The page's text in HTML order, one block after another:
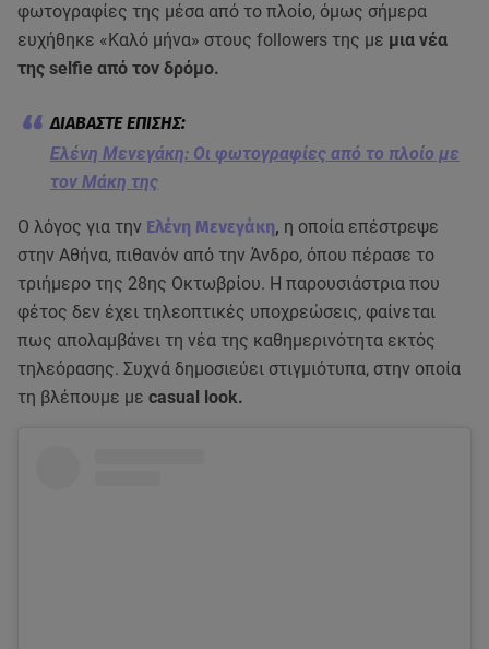
φωτογραφίες της μέσα από το πλοίο, όμως σήμερα
ευχήθηκε «Καλό μήνα» στους followers της με μια νέα
της selfie από τον δρόμο.
Ελένη Μενεγάκη: Οι φωτογραφίες από το πλοίο με
τον Μάκη της
Ο λόγος για την Ελένη Μενεγάκη, η οποία επέστρεψε
στην Αθήνα, πιθανόν από την Άνδρο, όπου πέρασε το
τριήμερο της 28ης Οκτωβρίου. Η παρουσιάστρια που
φέτος δεν έχει τηλεοπτικές υποχρεώσεις, φαίνεται
πως απολαμβάνει τη νέα της καθημερινότητα εκτός
τηλεόρασης. Συχνά δημοσιεύει στιγμιότυπα, στην οποία
τη βλέπουμε με casual look.